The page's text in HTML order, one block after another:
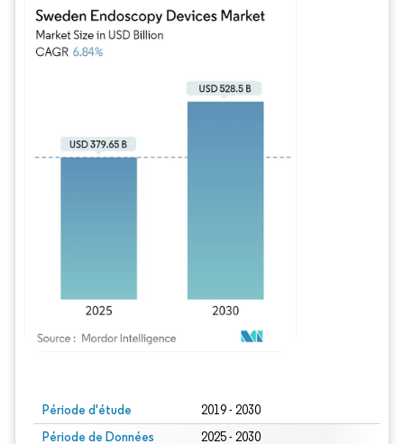
Période d'étude 2019 - 2030
Période de Données
2025 - 2030